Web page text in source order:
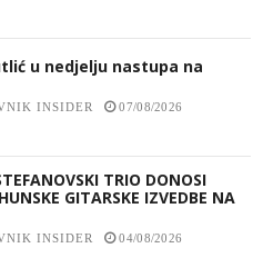
u nedjelju nastupa na
INSIDER 07/08/2026
TRIO DONOSI
GITARSKE IZVEDBE NA
INSIDER 04/08/2026